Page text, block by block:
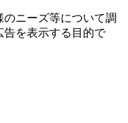
ニーズ等について調
告を表⽰する⽬的で